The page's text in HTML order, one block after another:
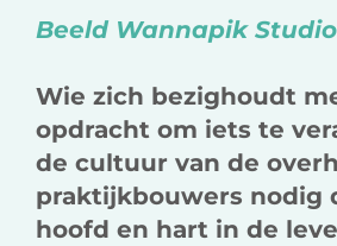
Beeld Wannapik Studio
Wie zich bezighoudt
opdracht om iets te
de cultuur van de
praktijkbouwers nodig
hoofd en hart in de